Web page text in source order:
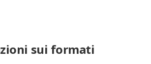
sui formati